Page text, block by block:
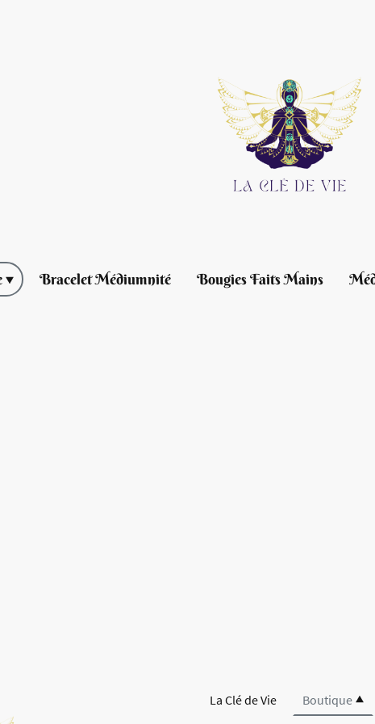
Bracelet Médiumnité Bougies Faits Mains
La Clé de Vie Boutique